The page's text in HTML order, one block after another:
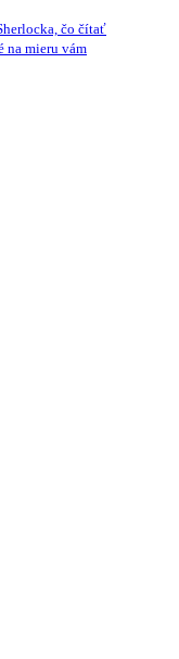
čo čítať
na mieru vám